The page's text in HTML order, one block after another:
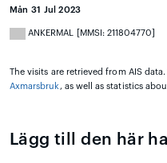
Mån 31 Jul 2023
ANKERMAL [MMSI: 211804770]
The visits are retrieved from AIS
Axmarsbruk, as well as statistics
Lägg till den här